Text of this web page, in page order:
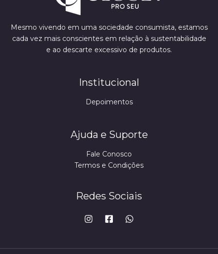
Mesmo vivendo em uma sociedade consumista, estamos
cada vez mais conscientes em relação à sustentabilidade
e ao descarte excessivo de produtos.
Institucional
Depoimentos
Ajuda e Suporte
Fale Conosco
Termos e Condições
Redes Sociais